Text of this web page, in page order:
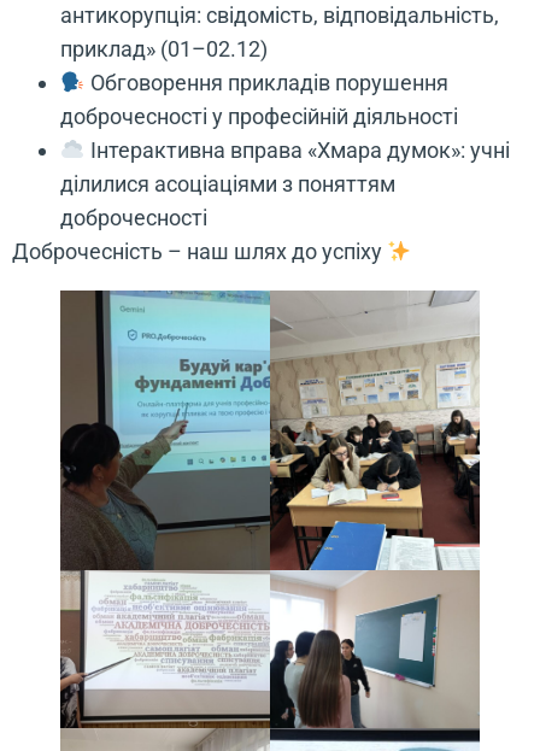
антикорупція: свідомість, відповідальність,
приклад» (01–02.12)
Обговорення прикладів порушення
доброчесності у професійній діяльності
Інтерактивна вправа «Хмара думок»: учні
ділилися асоціаціями з поняттям
доброчесності
Доброчесність – наш шлях до успіху